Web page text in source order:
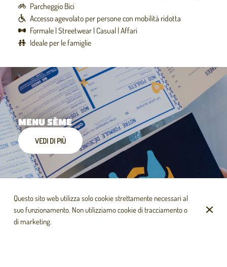
Parcheggio Bici
Accesso agevolato per persone con mobilità ridotta
Formale Streetwear Casual Affari
Ideale per le famiglie
MENU 5ÈME
VEDI DI PIÙ
Questo sito web utilizza solo cookie strettamente necessari al
suo funzionamento. Non utilizziamo cookie di tracciamento o
di marketing.